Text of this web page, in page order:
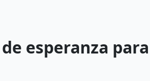
esperanza